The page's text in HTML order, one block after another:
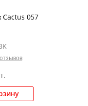
Cactus 057